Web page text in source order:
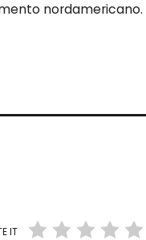
nordamericano.
IT